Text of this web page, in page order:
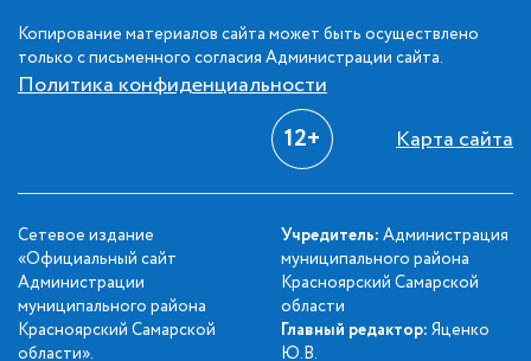
Копирование материалов сайта может быть осуществлено
только с письменного согласия Администрации сайта.
Политика конфиденциальности
12+ Карта сайта
Сетевое издание
«Официальный сайт
Администрации
муниципального района
Красноярский Самарской
области».
Учредитель: Администрация
муниципального района
Красноярский Самарской
области
Главный редактор: Яценко
Ю.В.